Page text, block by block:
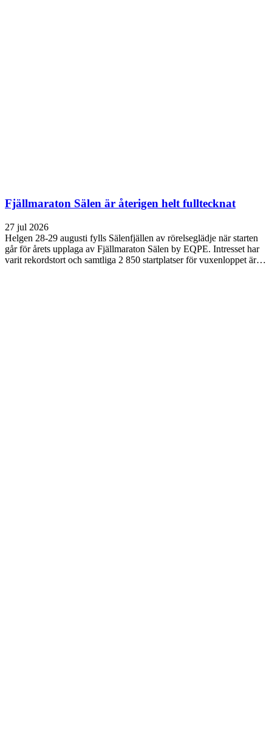
Fjällmaraton Sälen är återigen helt fulltecknat
27 jul 2026
Helgen 28-29 augusti fylls Sälenfjällen av rörelseglädje när starten
går för årets upplaga av Fjällmaraton Sälen by EQPE. Intresset har
varit rekordstort och samtliga 2 850 startplatser för vuxenloppet är…